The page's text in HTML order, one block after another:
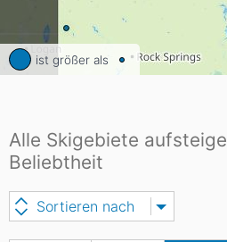
ist größer als
Alle Skigebiete
Beliebtheit
Sortieren nach